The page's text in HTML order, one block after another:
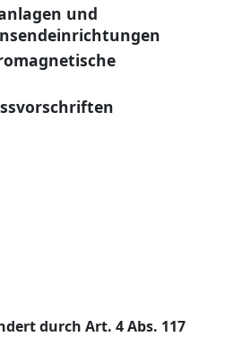
und
durch Art. 4 Abs. 117